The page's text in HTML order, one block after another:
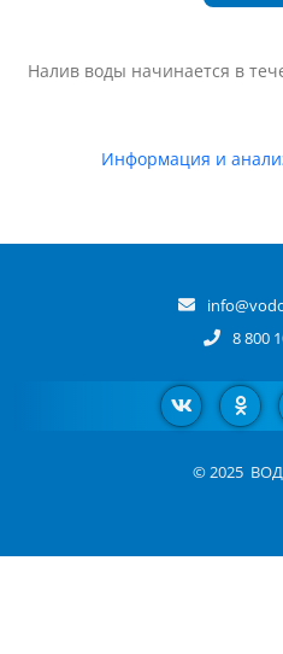
Налив воды начинается в
Информация и
8 800
© 2025